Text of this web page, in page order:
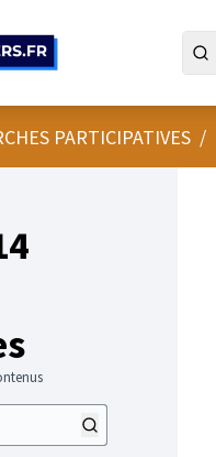
PARTICIPATIVES /